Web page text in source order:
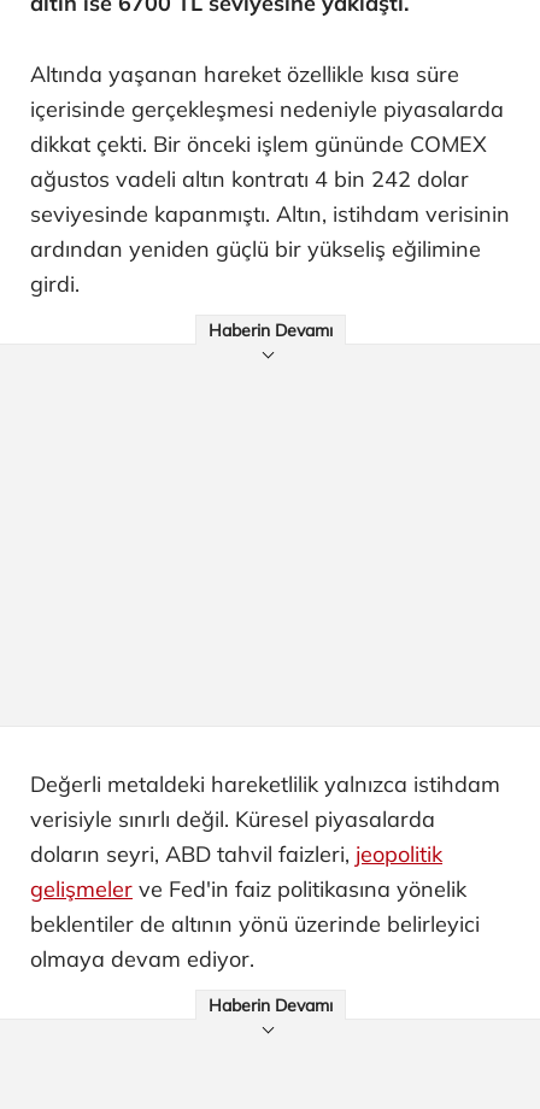
Altında yaşanan hareket özellikle kısa süre
içerisinde gerçekleşmesi nedeniyle piyasalarda
dikkat çekti. Bir önceki işlem gününde COMEX
ağustos vadeli altın kontratı 4 bin 242 dolar
seviyesinde kapanmıştı. Altın, istihdam verisinin
ardından yeniden güçlü bir yükseliş eğilimine
girdi.
Haberin Devamı
Değerli metaldeki hareketlilik yalnızca istihdam
verisiyle sınırlı değil. Küresel piyasalarda
doların seyri, ABD tahvil faizleri, jeopolitik
gelişmeler ve Fed'in faiz politikasına yönelik
beklentiler de altının yönü üzerinde belirleyici
olmaya devam ediyor.
Haberin Devamı